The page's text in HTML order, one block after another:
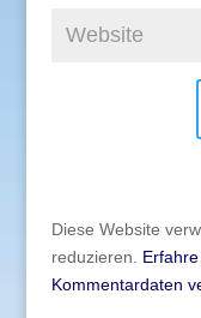
Diese Website
reduzieren.
Kommentardaten